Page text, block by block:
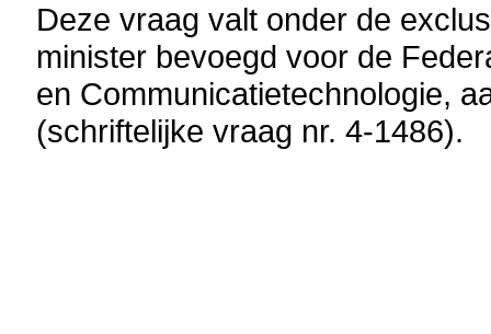
Deze vraag valt onder de
minister bevoegd voor de
en Communicatietechnologie,
(schriftelijke vraag nr. 4-1486).